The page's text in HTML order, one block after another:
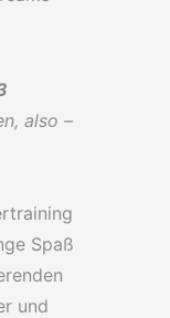
also –
Spaß
und